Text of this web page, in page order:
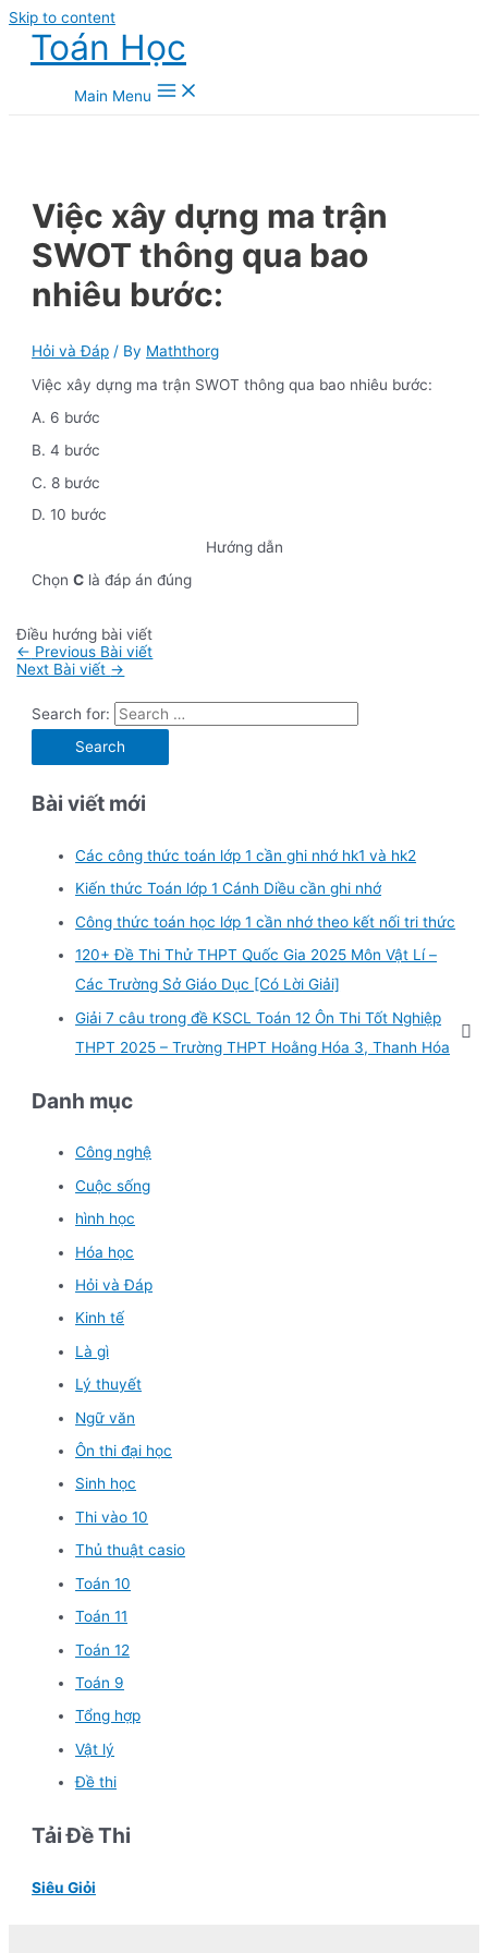
Skip to content
Toán Học
Main Menu
Việc xây dựng ma trận
SWOT thông qua bao
nhiêu bước:
Hỏi và Đáp / By Maththorg
Việc xây dựng ma trận SWOT thông qua bao nhiêu bước:
A. 6 bước
B. 4 bước
C. 8 bước
D. 10 bước
Hướng dẫn
ChọnC là đáp án đúng
Điều hướng bài viết
← Previous Bài viết
Next Bài viết →
Search for:
Bài viết mới
Các công thức toán lớp 1 cần ghi nhớ hk1 và hk2
Kiến thức Toán lớp 1 Cánh Diều cần ghi nhớ
Công thức toán học lớp 1 cần nhớ theo kết nối tri thức
120+ Đề Thi Thử THPT Quốc Gia 2025 Môn Vật Lí –
Các Trường Sở Giáo Dục [Có Lời Giải]
Giải 7 câu trong đề KSCL Toán 12 Ôn Thi Tốt Nghiệp
THPT 2025 – Trường THPT Hoằng Hóa 3, Thanh Hóa
Danh mục
Công nghệ
Cuộc sống
hình học
Hóa học
Hỏi và Đáp
Kinh tế
Là gì
Lý thuyết
Ngữ văn
Ôn thi đại học
Sinh học
Thi vào 10
Thủ thuật casio
Toán 10
Toán 11
Toán 12
Toán 9
Tổng hợp
Vật lý
Đề thi
Tải Đề Thi
Siêu Giỏi